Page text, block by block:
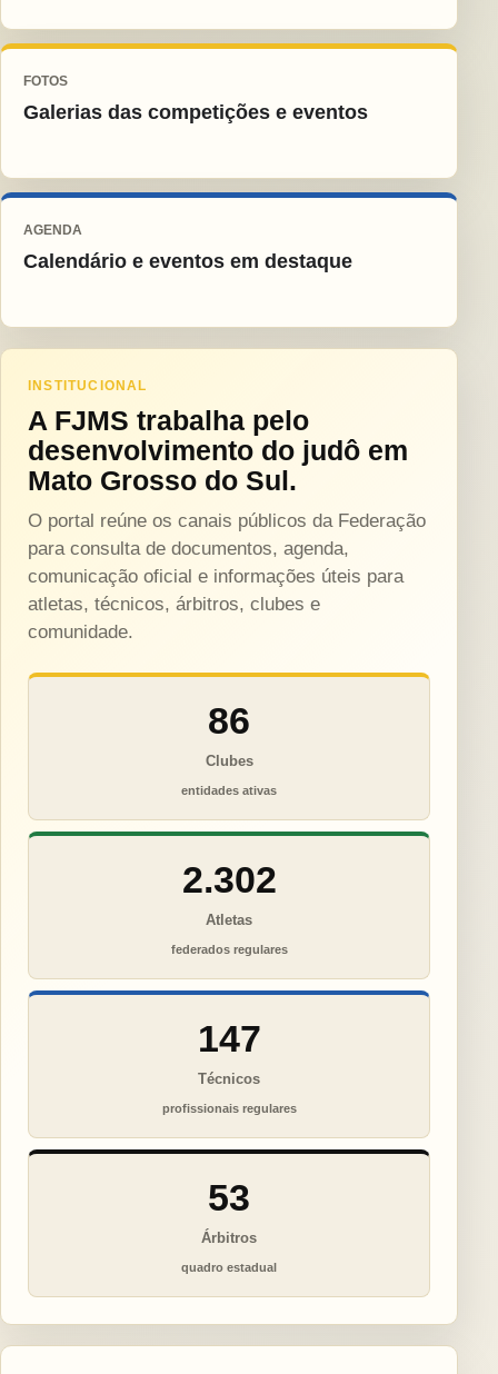
FOTOS
Galerias das competições e eventos
AGENDA
Calendário e eventos em destaque
INSTITUCIONAL
A FJMS trabalha pelo
desenvolvimento do judô em
Mato Grosso do Sul.
O portal reúne os canais públicos da Federação
para consulta de documentos, agenda,
comunicação oficial e informações úteis para
atletas, técnicos, árbitros, clubes e
comunidade.
86
Clubes
entidades ativas
2.302
Atletas
federados regulares
147
Técnicos
profissionais regulares
53
Árbitros
quadro estadual